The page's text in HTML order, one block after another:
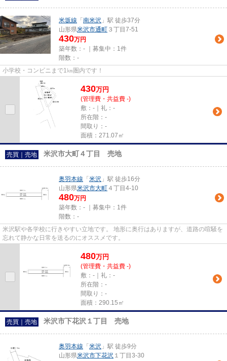
米坂線 「 南米沢 」駅 徒歩37分
山形県米沢市通町 ３丁目7-51
430万円
築年数：- ｜募集中： 1件
階数：-
小学校・コンビニまで1㎞圏内です！
430万円
(管理費・共益費 -)
敷：-｜礼：-
所在階：-
間取り：-
面積：271.07㎡
売買｜売地 米沢市大町４丁目 売地
奥羽本線 「 米沢 」駅 徒歩16分
山形県米沢市大町 ４丁目4-10
480万円
築年数：- ｜募集中： 1件
階数：-
米沢駅や各学校に行きやすい立地です。 地形に奥行はありますが、道路の喧騒を
忘れて静かな日常を送るのにオススメです。
480万円
(管理費・共益費 -)
敷：-｜礼：-
所在階：-
間取り：-
面積：290.15㎡
売買｜売地 米沢市下花沢１丁目 売地
奥羽本線 「 米沢 」駅 徒歩9分
山形県米沢市下花沢 １丁目3-30